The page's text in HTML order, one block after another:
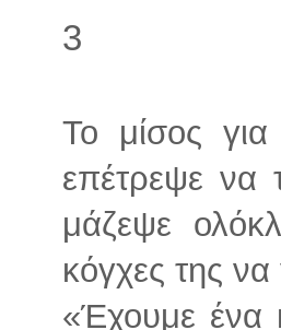
3
Το μίσος
επέτρεψε να
μάζεψε
κόγχες της να
«Έχουμε ένα